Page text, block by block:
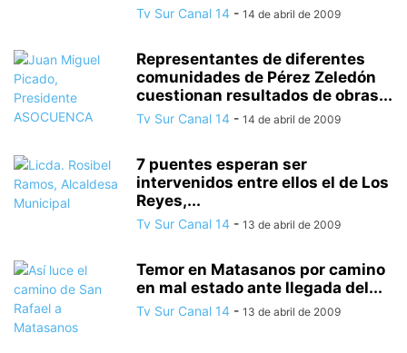
Tv Sur Canal 14 - 14 de abril de 2009
Representantes de diferentes
comunidades de Pérez Zeledón
cuestionan resultados de obras...
Tv Sur Canal 14 - 14 de abril de 2009
7 puentes esperan ser
intervenidos entre ellos el de Los
Reyes,...
Tv Sur Canal 14 - 13 de abril de 2009
Temor en Matasanos por camino
en mal estado ante llegada del...
Tv Sur Canal 14 - 13 de abril de 2009